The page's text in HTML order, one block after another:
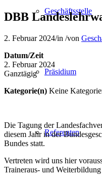
Geschäftsstelle
Präsidium
Referenten
DBB
2. Februar 2024/in /von
Datum/Zeit
2. Februar 2024
Ganztägig
Kategorie(n) Keine
Die Tagung der
diesem Jahr in der
Bundes statt.
Vertreten wird uns hier
Traineraus- und